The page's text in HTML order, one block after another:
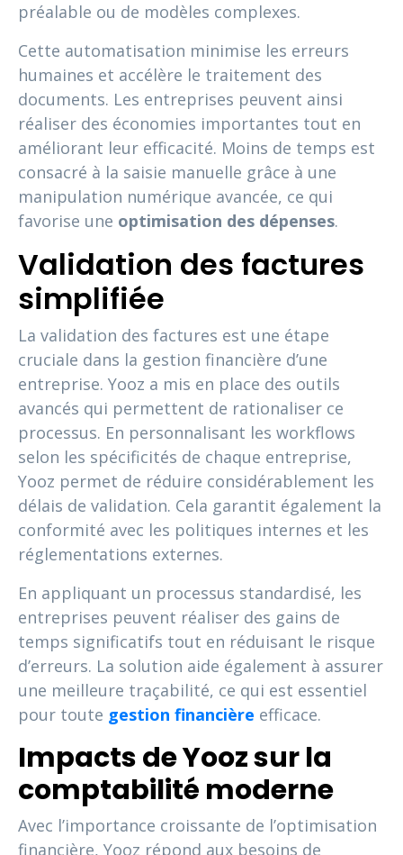
préalable ou de modèles complexes.
Cette automatisation minimise les erreurs
humaines et accélère le traitement des
documents. Les entreprises peuvent ainsi
réaliser des économies importantes tout en
améliorant leur efficacité. Moins de temps est
consacré à la saisie manuelle grâce à une
manipulation numérique avancée, ce qui
favorise une optimisation des dépenses.
Validation des factures
simplifiée
La validation des factures est une étape
cruciale dans la gestion financière d’une
entreprise. Yooz a mis en place des outils
avancés qui permettent de rationaliser ce
processus. En personnalisant les workflows
selon les spécificités de chaque entreprise,
Yooz permet de réduire considérablement les
délais de validation. Cela garantit également la
conformité avec les politiques internes et les
réglementations externes.
En appliquant un processus standardisé, les
entreprises peuvent réaliser des gains de
temps significatifs tout en réduisant le risque
d’erreurs. La solution aide également à assurer
une meilleure traçabilité, ce qui est essentiel
pour toute gestion financière efficace.
Impacts de Yooz sur la
comptabilité moderne
Avec l’importance croissante de l’optimisation
financière, Yooz répond aux besoins de